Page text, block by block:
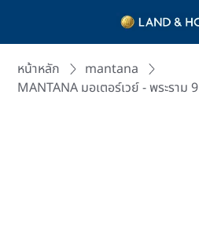
หน้าหลัก
mantana
MANTANA มอเตอร์เวย์ - พระราม 9